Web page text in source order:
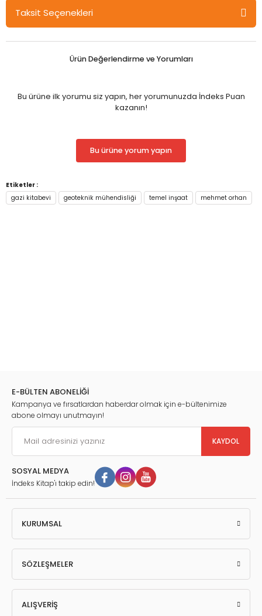
Mehmet Orhan Gazi Kitabevi
BÖLÜM
Taksit Seçenekleri
Ürün Değerlendirme ve Yorumları
Bu ürüne ilk yorumu siz yapın, her yorumunuzda İndeks Puan
kazanın!
Bu ürüne yorum yapın
Etiketler :
gazi kitabevi
geoteknik mühendisliği temel inşaat mehmet orhan
E-BÜLTEN ABONELİĞİ
Kampanya ve fırsatlardan haberdar olmak için e-bültenimize
abone olmayı unutmayın!
KAYDOL
SOSYAL MEDYA
İndeks Kitap'ı takip edin!
KURUMSAL
SÖZLEŞMELER
ALIŞVERİŞ